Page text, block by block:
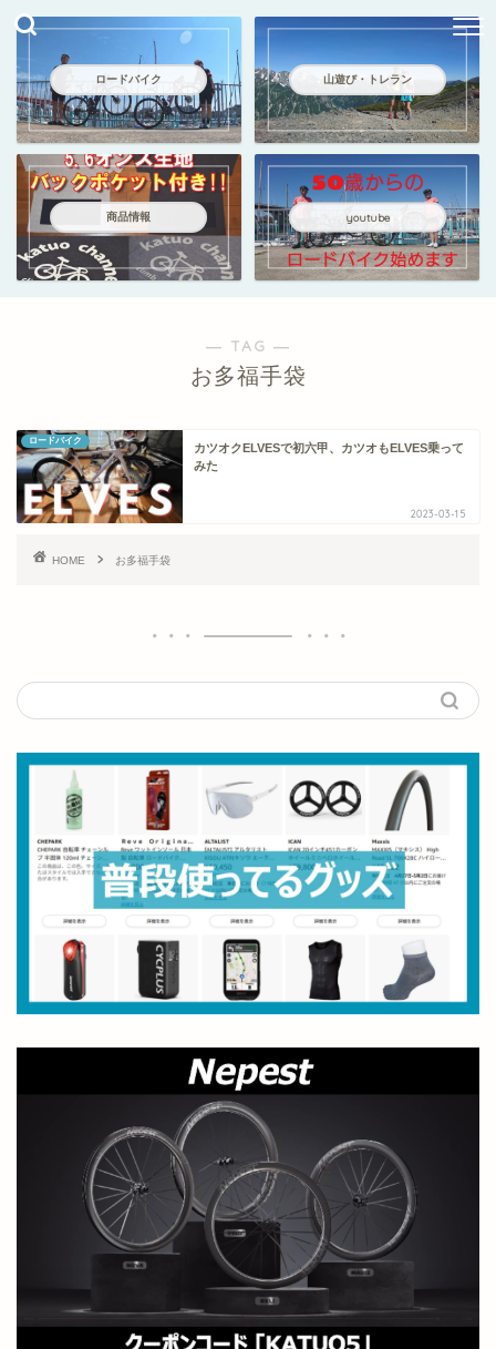
ロードバイク 山遊び・トレラン
商品情報 youtube
― TAG ―
お多福手袋
ロードバイク
カツオクELVESで初六甲、カツオもELVES乗って
みた
2023-03-15
HOME お多福手袋